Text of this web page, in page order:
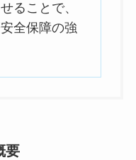
ることで、
全保障の強
要